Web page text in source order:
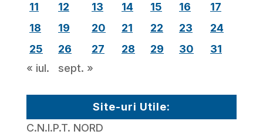
11
12 13 14 15 16
17
18
19 20 21 22 23
24
25
26 27 28 29 30
31
« iul.
sept. »
Site-uri Utile:
C.N.I.P.T. NORD